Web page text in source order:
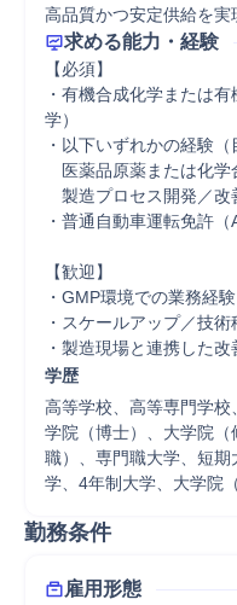
高品質かつ安定供給を実
求める能力・経験
【必須】
・有機合成化学または
学）
・以下いずれかの経験（
医薬品原薬または化学
製造プロセス開発／改
・普通自動車運転免許（
【歓迎】
・GMP環境での業務経験
・スケールアップ／技
・製造現場と連携した
学歴
高等学校、高等専門学
学院（博士）、大学院
職）、専門職大学、短
学、4年制大学、大学院
勤務条件
雇用形態